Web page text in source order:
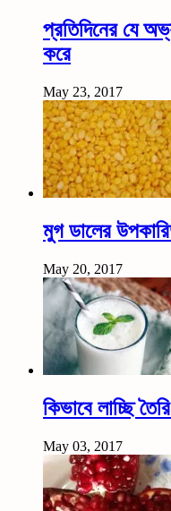
প্রতিদিনের যে
করে
May 23, 2017
মুগ ডালের
May 20, 2017
কিভাবে লাচ্ছি
May 03, 2017